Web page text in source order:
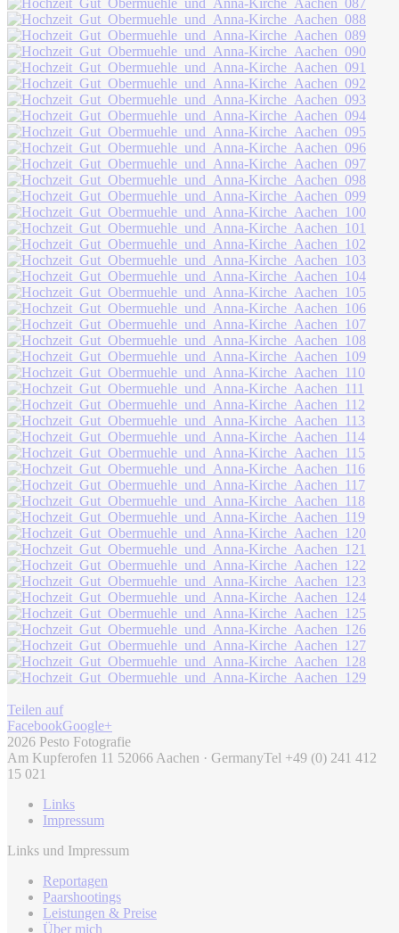
Teilen auf
FacebookGoogle+
2026 Pesto Fotografie
Am Kupferofen 11 52066 Aachen · GermanyTel +49 (0) 241 412
15 021
Links
Impressum
Links und Impressum
Reportagen
Paarshootings
Leistungen & Preise
Über mich